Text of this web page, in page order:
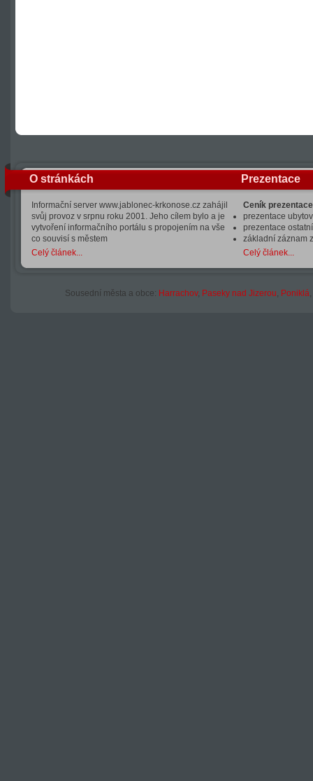
O stránkách
Informační server www.jablonec-krkonose.cz zahájil
svůj provoz v srpnu roku 2001. Jeho cílem bylo a je
vytvoření informačního portálu s propojením na vše
co souvisí s městem
Celý článek...
Prezentace
Ceník
prezentace
prezentace
základní záznam
Celý článek...
Sousední města a obce: Harrachov, Paseky nad Jizerou, Poniklá,